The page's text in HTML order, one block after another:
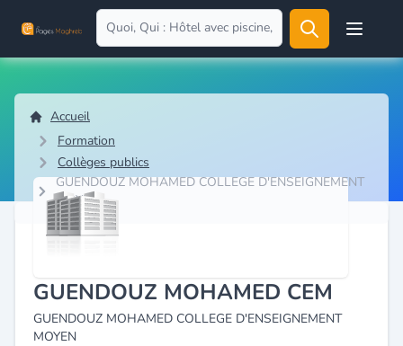
Open
Accueil
Formation
Collèges publics
GUENDOUZ MOHAMED COLLEGE D'ENSEIGNEMENT
MOYEN
GUENDOUZ MOHAMED CEM
GUENDOUZ MOHAMED COLLEGE D'ENSEIGNEMENT
MOYEN